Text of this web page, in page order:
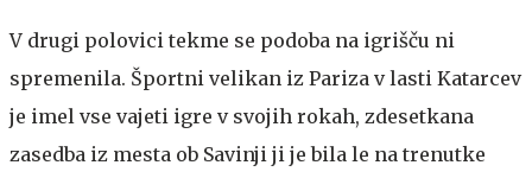
V drugi polovici tekme se podoba na igrišču ni
spremenila. Športni velikan iz Pariza v lasti Katarcev
je imel vse vajeti igre v svojih rokah, zdesetkana
zasedba iz mesta ob Savinji ji je bila le na trenutke